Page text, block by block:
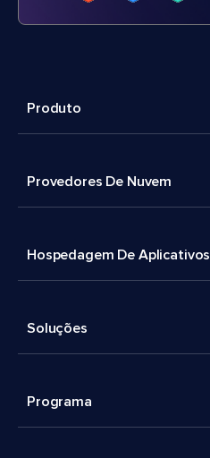
Produto
Provedores De Nuvem
Hospedagem De Aplicativos
Soluções
Programa